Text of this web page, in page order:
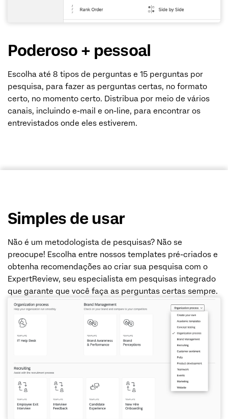
Poderoso + pessoal
Escolha até 8 tipos de perguntas e 15 perguntas por
pesquisa, para fazer as perguntas certas, no formato
certo, no momento certo. Distribua por meio de vários
canais, incluindo e-mail e on-line, para encontrar os
entrevistados onde eles estiverem.
Simples de usar
Não é um metodologista de pesquisas? Não se
preocupe! Escolha entre nossos templates pré-criados e
obtenha recomendações ao criar sua pesquisa com o
ExpertReview, seu especialista em pesquisas integrado
que garante que você faça as perguntas certas sempre.